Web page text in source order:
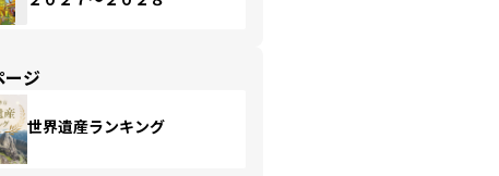
ージ
世界遺産ランキング